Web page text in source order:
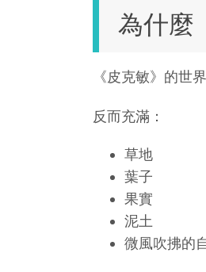
為什麼
《皮克敏》的世
反而充滿：
草地
葉子
果實
泥土
微風吹拂的